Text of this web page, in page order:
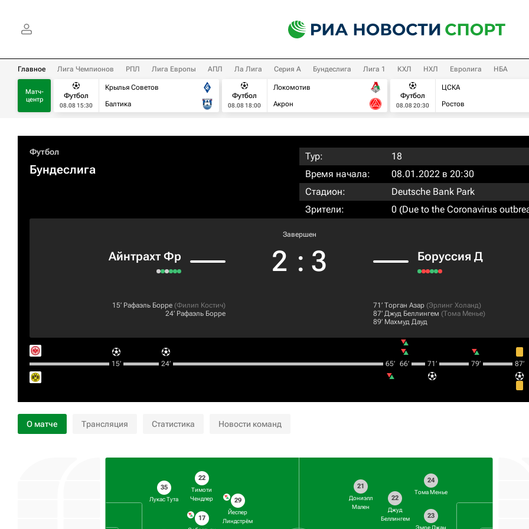
Главное Лига Чемпионов РПЛ Лига Европы АПЛ Ла Лига Серия А Бундеслига Лига 1 КХЛ НХЛ Евролига НБА
Матч-
центр
Футбол
08.08 15:30
Крылья Советов
Балтика
Футбол
08.08 18:00
Локомотив
Акрон
Футбол
08.08 20:30
ЦСКА
Ростов
Футбол
Бундеслига
Тур:
18
Время начала:
08.01.2022 в 20:30
Стадион:
Deutsche Bank Park
Зрители:
0 (Due to the Coronavirus
Айнтрахт Фр
Завершен
2 : 3 Боруссия Д
15‎’‎ Рафаэль Борре (Филип Костич)
24‎’‎ Рафаэль Борре
71‎’‎ Торган Азар (Эрлинг Холанд)
87‎’‎ Джуд Беллингем (Тома Менье)
89‎’‎ Махмуд Дауд
15‎’‎ 24‎’‎ 65‎’‎ 66‎’‎ 71‎’‎ 79‎’‎ 87‎’‎
О матче Трансляция Статистика Новости команд
35
Лукас Тута
22
Тимоти
Чендлер
17
29
Йеспер
Линдстрём
24
Тома Менье
23
Эмре Джан
22
Джуд
Беллингем
21
Дониэлл
Мален